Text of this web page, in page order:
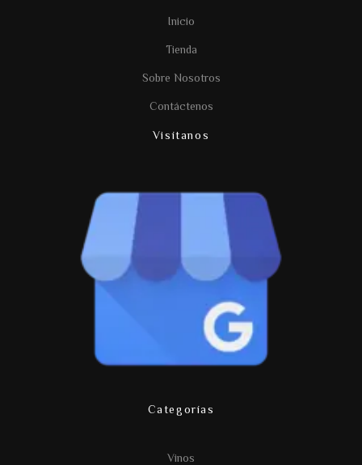
Inicio
Tienda
Sobre Nosotros
Contáctenos
Visítanos
Categorías
Vinos